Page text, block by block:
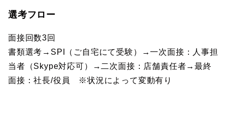
選考フロー
面接回数3回
書類選考→SPI（ご自宅にて受験）→一次面接：人事担
当者（Skype対応可）→二次面接：店舗責任者→最終
面接：社長/役員 ※状況によって変動有り